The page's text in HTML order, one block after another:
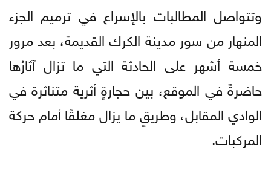
وتتواصل المطالبات بالإسراع في ترميم الجزء
المنهار من سور مدينة الكرك القديمة، بعد مرور
خمسة أشهر على الحادثة التي ما تزال آثارُها
حاضرةً في الموقع، بين حجارةٍ أثرية متناثرة في
الوادي المقابل، وطريقٍ ما يزال مغلقًا أمام حركة
المركبات.